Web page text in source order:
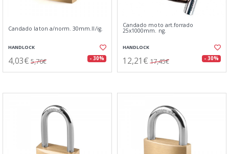
Candado laton a/norm. 30mm.ll/ig.
HANDLOCK
4,03€ 5,76€ - 30%
Candado moto art.forrado
25x1000mm. ng.
HANDLOCK
12,21€ 17,45€ - 30%